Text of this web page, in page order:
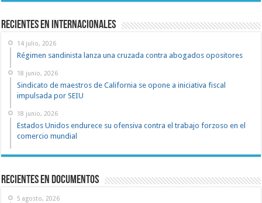
Recientes en Internacionales
14 julio, 2026
Régimen sandinista lanza una cruzada contra abogados opositores
18 junio, 2026
Sindicato de maestros de California se opone a iniciativa fiscal
impulsada por SEIU
18 junio, 2026
Estados Unidos endurece su ofensiva contra el trabajo forzoso en el
comercio mundial
recientes en documentos
5 agosto, 2026